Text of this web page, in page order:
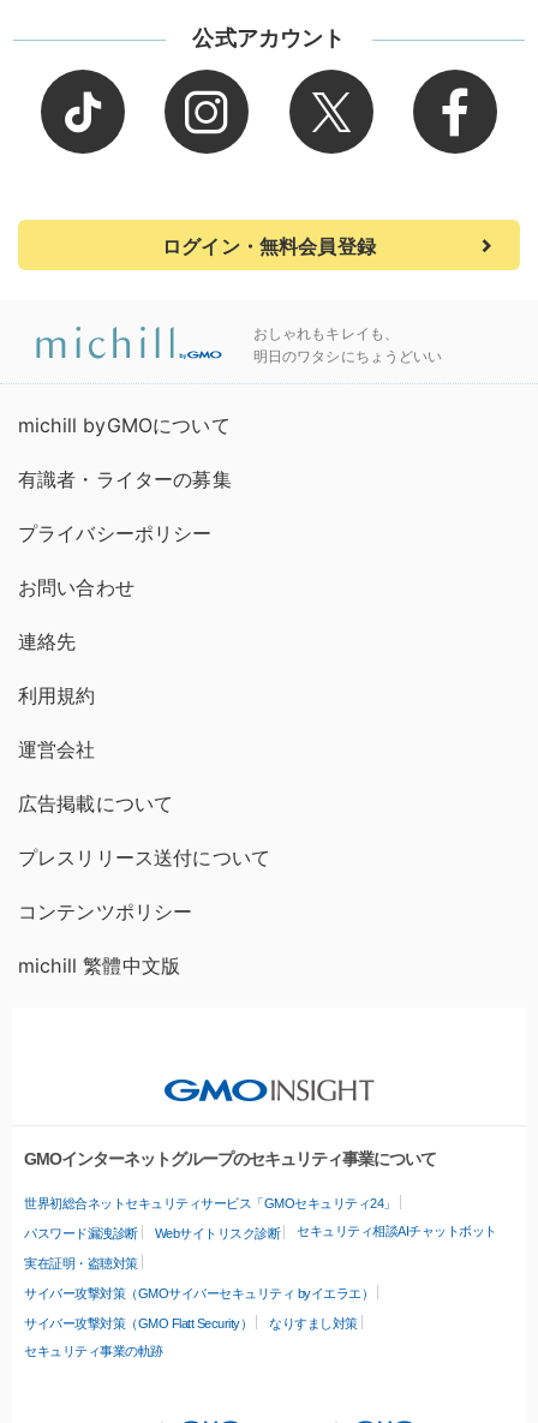
公式アカウント
ログイン・無料会員登録
おしゃれもキレイも、
明日のワタシにちょうどいい
michill byGMOについて
有識者・ライターの募集
プライバシーポリシー
お問い合わせ
連絡先
利用規約
運営会社
広告掲載について
プレスリリース送付について
コンテンツポリシー
michill 繁體中文版
GMOインターネットグループのセキュリティ事業について
世界初総合ネットセキュリティサービス「GMOセキュリティ24」
パスワード漏洩診断 Webサイトリスク診断 セキュリティ相談AIチャットボット
実在証明・盗聴対策
サイバー攻撃対策（GMOサイバーセキュリティ byイエラエ）
サイバー攻撃対策（GMO Flatt Security）
なりすまし対策
セキュリティ事業の軌跡